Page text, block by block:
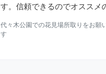
す。信頼できるのでオススメ
代々木公園での花見場所取りをお願
す